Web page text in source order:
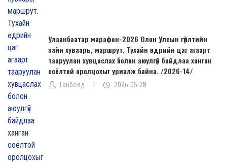
Улаанбаатар марафон-2026 Олон Улсын гүйлтийн
зайн хуваарь, маршрут. Тухайн өдрийн цаг агаарт
тааруулан хувцаслах болон аюулгүй байдлаа ханган
соёлтой оролцохыг уриалж байна. /2026-14/
Ганболд 2026-05-28